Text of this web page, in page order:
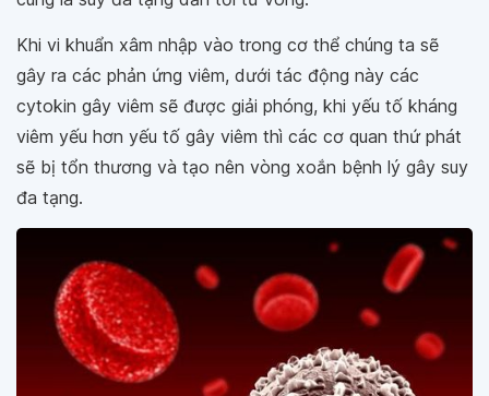
Khi vi khuẩn xâm nhập vào trong cơ thể chúng ta sẽ
gây ra các phản ứng viêm, dưới tác động này các
cytokin gây viêm sẽ được giải phóng, khi yếu tố kháng
viêm yếu hơn yếu tố gây viêm thì các cơ quan thứ phát
sẽ bị tổn thương và tạo nên vòng xoắn bệnh lý gây suy
đa tạng.